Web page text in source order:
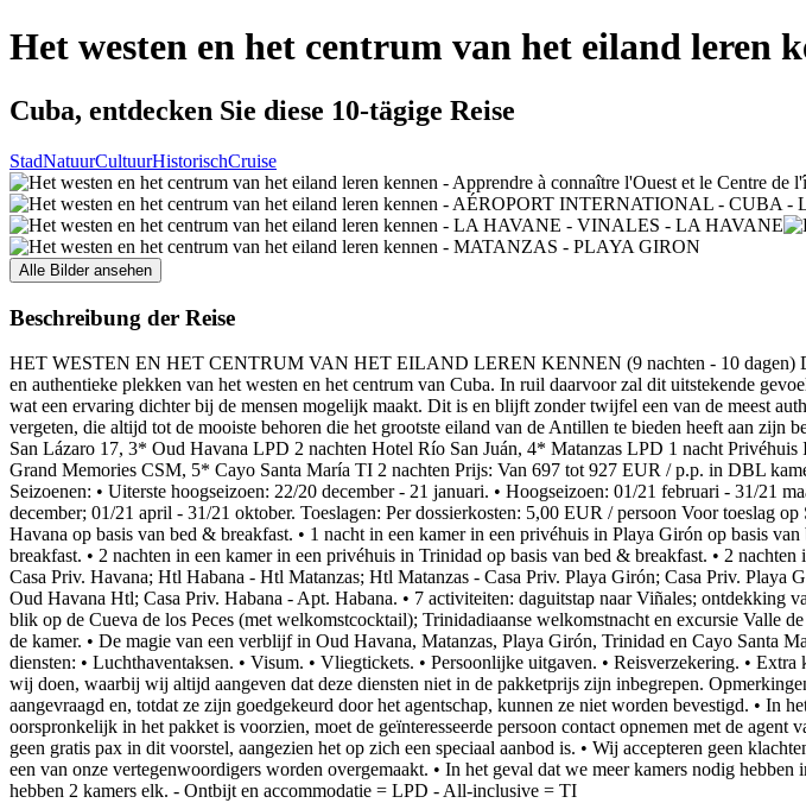
Het westen en het centrum van het eiland leren
Cuba, entdecken Sie diese 10-tägige Reise
StadNatuurCultuurHistorischCruise
Alle Bilder ansehen
Beschreibung der Reise
HET WESTEN EN HET CENTRUM VAN HET EILAND LEREN KENNEN (9 nachten - 10 dagen) Dit
en authentieke plekken van het westen en het centrum van Cuba. In ruil daarvoor zal dit uitstekende
wat een ervaring dichter bij de mensen mogelijk maakt. Dit is en blijft zonder twijfel een van de meest
vergeten, die altijd tot de mooiste behoren die het grootste eiland van de Antillen te bieden heeft aan
San Lázaro 17, 3* Oud Havana LPD 2 nachten Hotel Río San Juán, 4* Matanzas LPD 1 nacht
Grand Memories CSM, 5* Cayo Santa María TI 2 nachten Prijs: Van 697 tot 927 EUR / p.p. in DBL
Seizoenen: • Uiterste hoogseizoen: 22/20 december - 21 januari. • Hoogseizoen: 01/21 februari - 31/21
december; 01/21 april - 31/21 oktober. Toeslagen: Per dossierkosten: 5,00 EUR / persoon Voor toeslag
Havana op basis van bed & breakfast. • 1 nacht in een kamer in een privéhuis in Playa Girón op basis
breakfast. • 2 nachten in een kamer in een privéhuis in Trinidad op basis van bed & breakfast. • 2
Casa Priv. Havana; Htl Habana - Htl Matanzas; Htl Matanzas - Casa Priv. Playa Girón; Casa Priv.
Oud Havana Htl; Casa Priv. Habana - Apt. Habana. • 7 activiteiten: daguitstap naar Viñales; ontdekking
blik op de Cueva de los Peces (met welkomstcocktail); Trinidadiaanse welkomstnacht en excursie Valle
de kamer. • De magie van een verblijf in Oud Havana, Matanzas, Playa Girón, Trinidad en Cayo Santa
diensten: • Luchthaventaksen. • Visum. • Vliegtickets. • Persoonlijke uitgaven. • Reisverzekering. •
wij doen, waarbij wij altijd aangeven dat deze diensten niet in de pakketprijs zijn inbegrepen.
aangevraagd en, totdat ze zijn goedgekeurd door het agentschap, kunnen ze niet worden bevestigd. • In
oorspronkelijk in het pakket is voorzien, moet de geïnteresseerde persoon contact opnemen met de
geen gratis pax in dit voorstel, aangezien het op zich een speciaal aanbod is. • Wij accepteren geen
een van onze vertegenwoordigers worden overgemaakt. • In het geval dat we meer kamers nodig
hebben 2 kamers elk. - Ontbijt en accommodatie = LPD - All-inclusive = TI